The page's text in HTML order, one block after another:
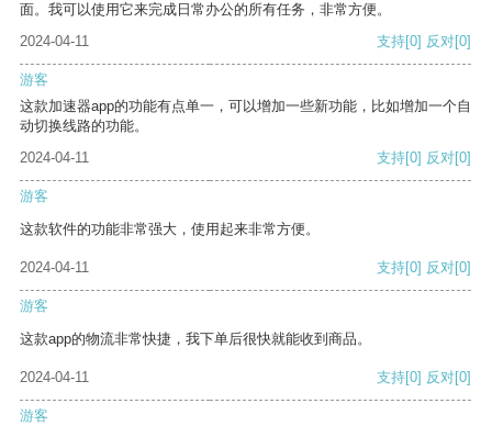
面。我可以使用它来完成日常办公的所有任务，非常方便。
2024-04-11
支持[0] 反对[0]
游客
这款加速器app的功能有点单一，可以增加一些新功能，比如增加一个自
动切换线路的功能。
2024-04-11
支持[0] 反对[0]
游客
这款软件的功能非常强大，使用起来非常方便。
2024-04-11 支持[0] 反对[0]
游客
这款app的物流非常快捷，我下单后很快就能收到商品。
2024-04-11 支持[0] 反对[0]
游客